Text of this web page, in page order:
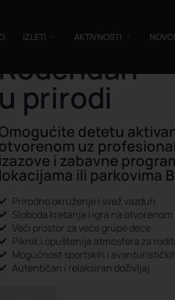
IZLETI AKTIVNOSTI
u prirodi
detetu
uz
izazove i zabavne
lokacijama ili parkovima
Prirodno okruženje i svež vazduh
Sloboda kretanja i igra na otvorenom
Veći prostor za veće grupe dece
Piknik i opuštenija atmosfera za
Mogućnost sportskih i
Autentičan i relaksiran doživljaj